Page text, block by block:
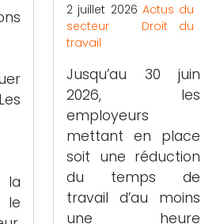
le
2 juillet 2026 Actus du
secteur
Droit du
travail
Jusqu’au 30 juin
2026, les
employeurs
mettant en place
soit une réduction
du temps de
travail d’au moins
une heure